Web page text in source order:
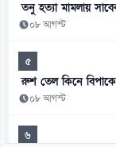
তনু হত্যা মামলায়
০৮ আগস্ট
৫
রুশ তেল কিনে
০৮ আগস্ট
৬